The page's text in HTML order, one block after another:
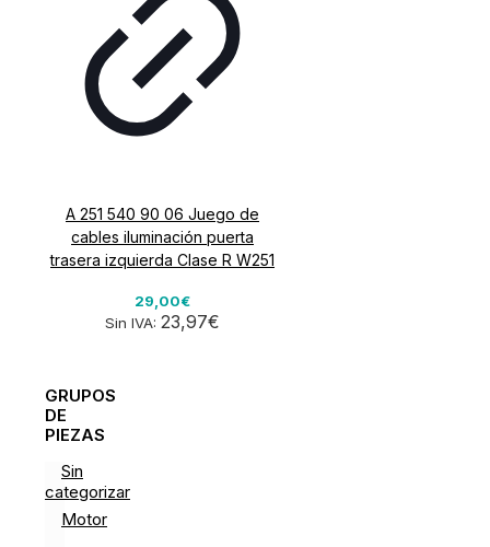
A 251 540 90 06 Juego de
cables iluminación puerta
trasera izquierda Clase R W251
29,00€
Sin IVA:23,97€
GRUPOS
DE
PIEZAS
Sin
categorizar
Motor